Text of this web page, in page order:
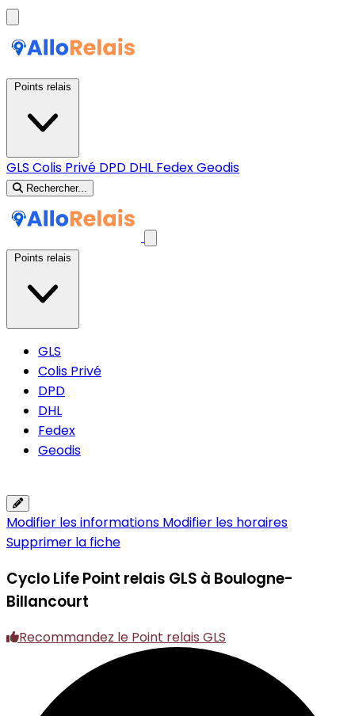
GLS Colis Privé DPD DHL FedexGeodis
Rechercher...
GLS
Colis Privé
DPD
DHL
Fedex
Geodis
Modifier les informations Modifier les horaires
Supprimer la fiche
Cyclo LifePoint relais GLS à Boulogne-
Billancourt
Recommandez le Point relais GLS